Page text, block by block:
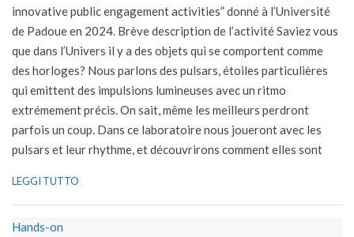
innovative public engagement activities” donné à l’Université
de Padoue en 2024. Brève description de l’activité Saviez vous
que dans l’Univers il y a des objets qui se comportent comme
des horloges? Nous parlons des pulsars, étoiles particulières
qui emittent des impulsions lumineuses avec un ritmo
extrémement précis. On sait, même les meilleurs perdront
parfois un coup. Dans ce laboratoire nous joueront avec les
pulsars et leur rhythme, et découvrirons comment elles sont
LEGGI TUTTO
Hands-on